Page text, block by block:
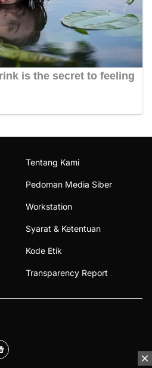
Tentang Kami
Pedoman Media Siber
Workstation
Syarat & Ketentuan
Kode Etik
Transparency Report